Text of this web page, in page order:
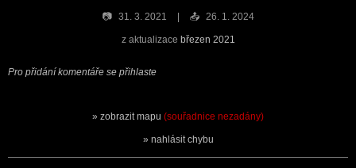
📷 31. 3. 2021 📤 26. 1. 2024
z aktualizace březen 2021
Pro přidání komentáře se přihlaste
zobrazit mapu (souřadnice nezadány)
nahlásit chybu